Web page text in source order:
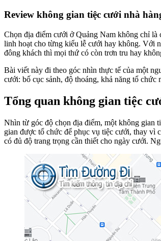
Review không gian tiệc cưới nhà
Chọn địa điểm cưới ở Quảng Nam không chỉ
linh hoạt cho từng kiểu lễ cưới hay không. Với
đông khách thì mọi thứ có còn trơn tru hay
Bài viết này đi theo góc nhìn thực tế của một
cưới: bố cục sảnh, độ thoáng, khả năng tổ
Tổng quan không gian tiệc
Nhìn từ góc độ chọn địa điểm, một không gian
gian được tổ chức để phục vụ tiệc cưới, thay vì
có đủ độ trang trọng cần thiết cho ngày cưới.